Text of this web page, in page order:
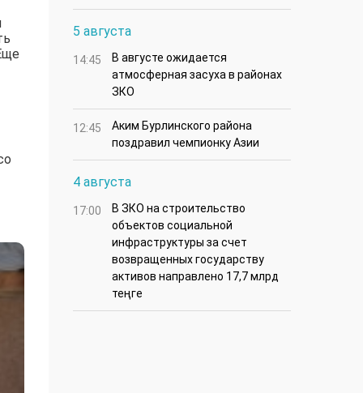
5 августа
14:45
В августе ожидается
атмосферная засуха в районах
ЗКО
12:45
Аким Бурлинского района
поздравил чемпионку Азии
4 августа
17:00
В ЗКО на строительство
объектов социальной
инфраструктуры за счет
возвращенных государству
активов направлено 17,7 млрд
теңге